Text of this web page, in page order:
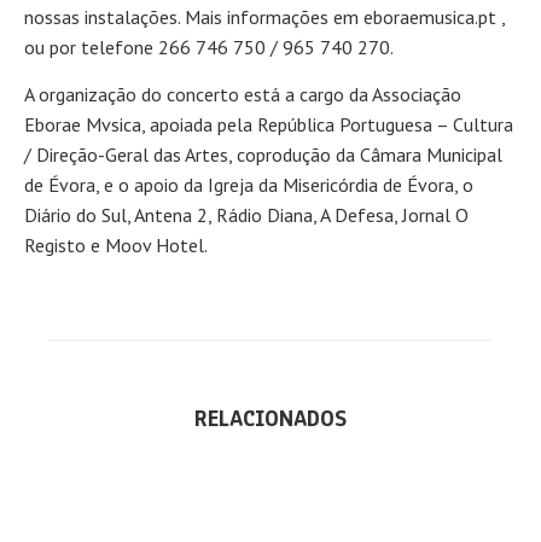
nossas instalações. Mais informações em eboraemusica.pt ,
ou por telefone 266 746 750 / 965 740 270.
A organização do concerto está a cargo da Associação
Eborae Mvsica, apoiada pela República Portuguesa – Cultura
/ Direção-Geral das Artes, coprodução da Câmara Municipal
de Évora, e o apoio da Igreja da Misericórdia de Évora, o
Diário do Sul, Antena 2, Rádio Diana, A Defesa, Jornal O
Registo e Moov Hotel.
RELACIONADOS